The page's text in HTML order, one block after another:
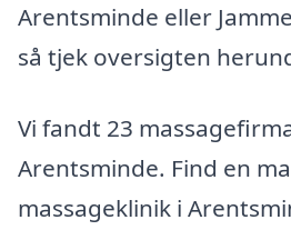
Arentsminde eller
så tjek oversigten
Vi fandt 23
Arentsminde. Find en
massageklinik i